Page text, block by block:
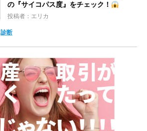
の『サイコパス度』をチェック！
投稿者：エリカ
診断